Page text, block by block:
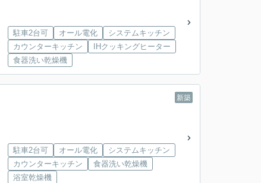
駐車2台可 オール電化
システムキッチン
カウンターキッチン
IHクッキングヒーター
食器洗い乾燥機
新築
駐車2台可 オール電化
システムキッチン
カウンターキッチン
食器洗い乾燥機
浴室乾燥機